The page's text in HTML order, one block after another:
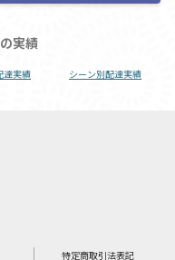
実績
達実績 シーン別配達実績
特定商取引法表記